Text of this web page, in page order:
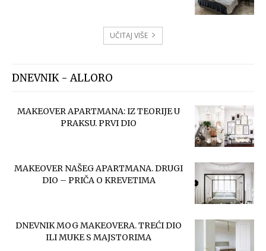
UČITAJ VIŠE
DNEVNIK - ALLORO
MAKEOVER APARTMANA: IZ TEORIJE U
PRAKSU. PRVI DIO
MAKEOVER NAŠEG APARTMANA. DRUGI
DIO – PRIČA O KREVETIMA
DNEVNIK MOG MAKEOVERA. TREĆI DIO
ILI MUKE S MAJSTORIMA